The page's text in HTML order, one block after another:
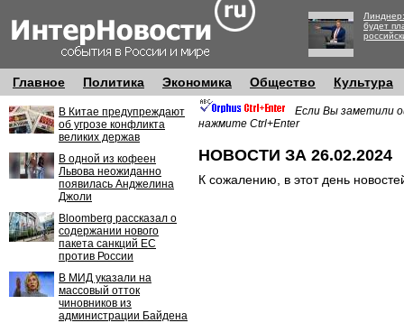
будет
Главное Политика Экономика Общество Культура
В Китае предупреждают
об угрозе конфликта
великих держав
В одной из кофеен
Львова неожиданно
появилась Анджелина
Джоли
Bloomberg рассказал о
содержании нового
пакета санкций ЕС
против России
В МИД указали на
массовый отток
чиновников из
администрации Байдена
Если Вы заметили
нажмите Ctrl+Enter
НОВОСТИ ЗА 26.02.2024
К сожалению, в этот день